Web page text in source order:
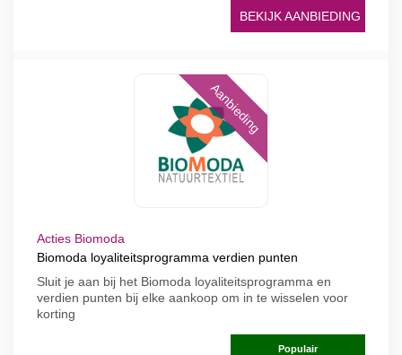
BEKIJK AANBIEDING
Aanbieding
Acties Biomoda
Biomoda loyaliteitsprogramma verdien punten
Sluit je aan bij het Biomoda loyaliteitsprogramma en
verdien punten bij elke aankoop om in te wisselen voor
korting
Populair